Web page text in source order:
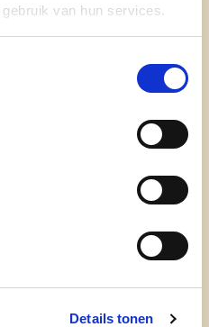
van hun services.
Details tonen
BBQ in OC
vertrek en
van onze
in OC Kleine